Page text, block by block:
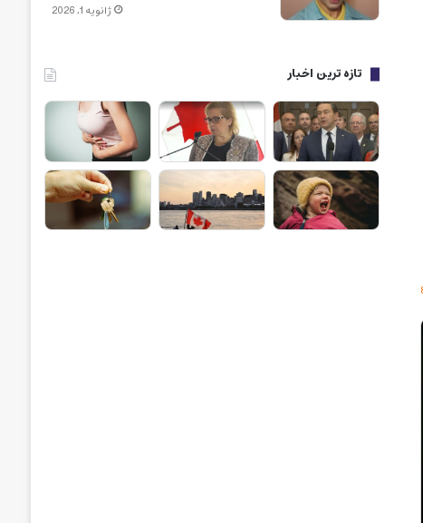
ژانویه 1, 2026
تازه ترین اخبار